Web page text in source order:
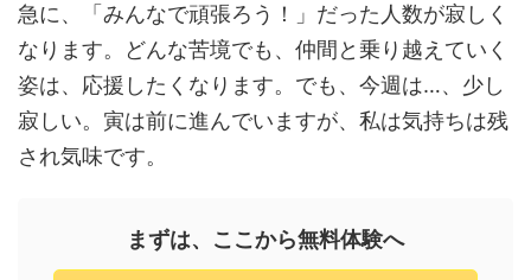
急に、「みんなで頑張ろう！」だった人数が寂しく
なります。どんな苦境でも、仲間と乗り越えていく
姿は、応援したくなります。でも、今週は…、少し
寂しい。寅は前に進んでいますが、私は気持ちは残
され気味です。
まずは、ここから無料体験へ